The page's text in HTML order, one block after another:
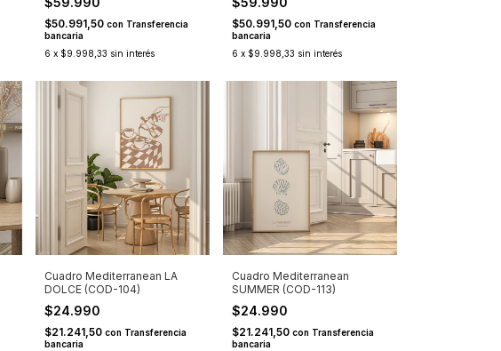
$50.991,50 con Transferencia
bancaria
6 x $9.998,33 sin interés
$50.991,50 con Transferencia
bancaria
6 x $9.998,33 sin interés
Cuadro Mediterranean LA
DOLCE (COD-104)
$24.990
$21.241,50 con Transferencia
bancaria
Cuadro Mediterranean
SUMMER (COD-113)
$24.990
$21.241,50 con Transferencia
bancaria